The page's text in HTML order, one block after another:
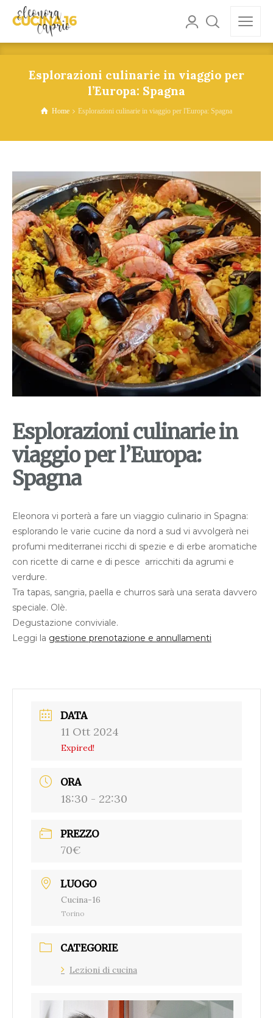
Esplorazioni culinarie in viaggio per
l’Europa: Spagna
Home Esplorazioni culinarie in viaggio per l'Europa: Spagna
Esplorazioni culinarie in
viaggio per l’Europa:
Spagna
Eleonora vi porterà a fare un viaggio culinario in Spagna:
esplorando le varie cucine da nord a sud vi avvolgerà nei
profumi mediterranei ricchi di spezie e di erbe aromatiche
con ricette di carne e di pesce arricchiti da agrumi e
verdure.
Tra tapas, sangria, paella e churros sarà una serata davvero
speciale. Olè.
Degustazione conviviale.
Leggi la gestione prenotazione e annullamenti
DATA
11 Ott 2024
Expired!
ORA
18:30 - 22:30
PREZZO
70€
LUOGO
Cucina-16
Torino
CATEGORIE
Lezioni di cucina